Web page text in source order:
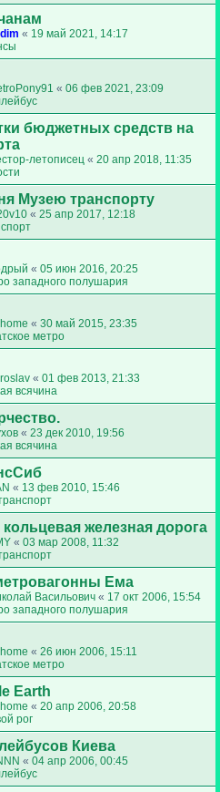
« 19 май 2021, 14:17
« 06 фев 2021, 23:09
бюджетных средств на
летописец « 20 апр 2018, 11:35
Музею транспорту
« 25 апр 2017, 12:18
« 05 июн 2016, 20:25
западного полушария
« 30 май 2015, 23:35
метро
« 01 фев 2013, 21:33
всячина
« 23 дек 2010, 19:56
всячина
« 13 фев 2010, 15:46
железная дорога
« 03 мар 2008, 11:32
Ема
Васильович « 17 окт 2006, 15:54
западного полушария
« 26 июн 2006, 15:11
метро
Earth
« 20 апр 2006, 20:58
рог
Киева
« 04 апр 2006, 00:45